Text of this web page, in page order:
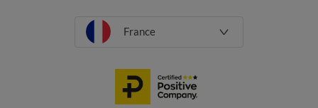
France